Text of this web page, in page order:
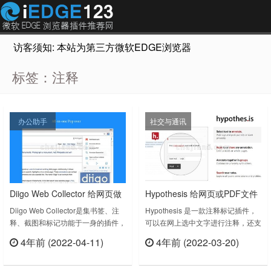
访客须知: 本站为第三方微软EDGE浏览器插件推荐网站，
标签：注释
办公助手
Diigo Web Collector 给网页做
笔记 注释标记书签
Diigo Web Collector是集书签、注
释、截图和标记功能于一身的插件，
人、教育工作者和学生日常使用的一
4年前 (2022-04-11)
社交与通讯
Hypothesis 给网页或PDF文件
添加注释
Hypothesis 是一款注释标记插件，
可以在网上选中文字进行注释，还支
页和PDF文档。不论是讨论、社交阅
4年前 (2022-03-20)